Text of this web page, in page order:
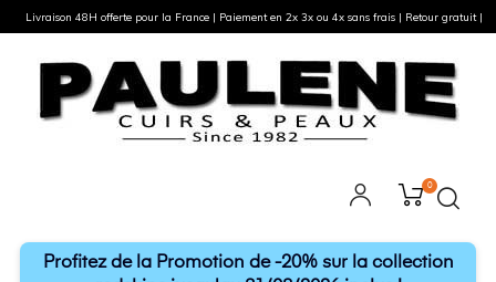
0
Profitez de la Promotion de -20% sur la collection
Livraison 48H offerte pour la France | Paiement en 2x 3x ou 4x sans frais | Retour gratuit |